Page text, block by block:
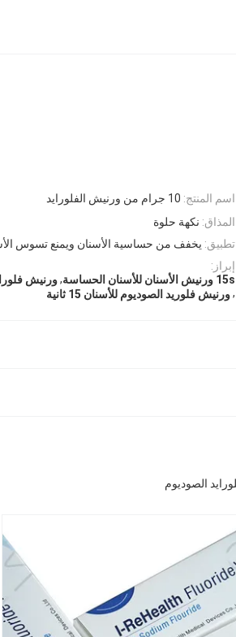
اسم المنتج: 10 جرام من ورنيش الفلورايد
المذاق: نكهة حلوة
تطبيق: يخفف من حساسية الأسنان ويمنع تسوس
إبراز:
15s ورنيش الأسنان للأسنان الحساسة
,ورنيش فلورايد
,ورنيش فلوريد الصوديوم للأسنان 15 ثانية